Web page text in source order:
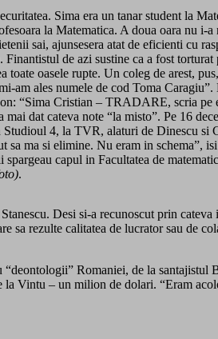
Sima era un tanar student la
la Matematica. A doua oara nu
sai, ajunsesera atat de eficienti cu
de azi sustine ca a fost
oasele rupte. Un coleg de arest,
ales numele de cod Toma
“Sima Cristian – TRADARE, scria pe
dat cateva note “la misto”. Pe 16
4, la TVR, alaturi de Dinescu
sa ma si elimine. Nu eram in
capul in Facultatea de
.
Desi si-a recunoscut prin
sa rezulte calitatea de lucrator sau de
Romaniei, de la
Vintu – un milion de dolari. “Eram